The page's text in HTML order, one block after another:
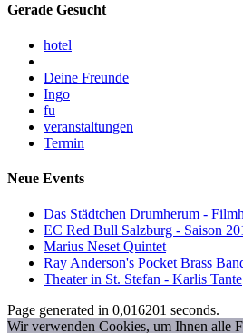
Gerade Gesucht
hotel
Deine Freunde
Ingo
fu
veranstaltungen
Termin
Neue Events
Das Städtchen Drumherum -
EC Red Bull Salzburg - Saison
Marius Neset Quintet
Ray Anderson's Pocket Brass
Theater in St. Stefan - Karlis Tante
Page generated in 0,016201 seconds.
Wir verwenden Cookies, um Ihnen alle